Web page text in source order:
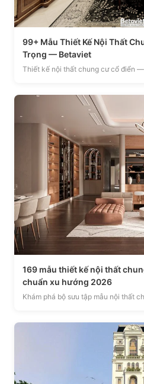
99+ Mẫu Thiết Kế Nội Thất
Trọng — Betaviet
Thiết kế nội thất chung cư cổ điển
169 mẫu thiết kế nội thất
chuẩn xu hướng 2026
Khám phá bộ sưu tập mẫu nội thất